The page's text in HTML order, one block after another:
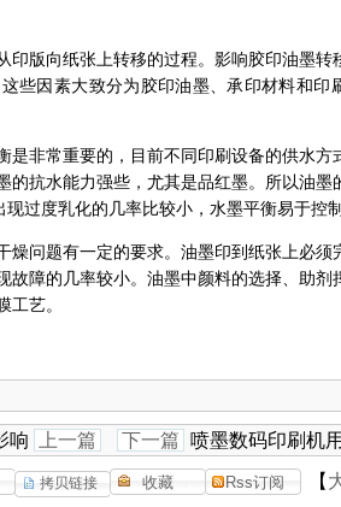
印版向纸张上转移的过程。影响胶印油墨转
些因素大致分为胶印油墨、承印材料和印
是非常重要的，目前不同印刷设备的供水方
的抗水能力强些，尤其是品红墨。所以油墨
现过度乳化的几率比较小，水墨平衡易于控制
燥问题有一定的要求。油墨印到纸张上必须
故障的几率较小。油墨中颜料的选择、助剂
工艺。
响 上一篇 下一篇
喷墨数码印刷机
【